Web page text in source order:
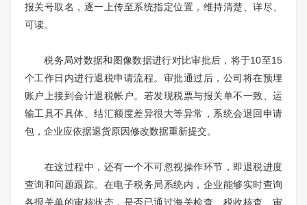
报关号取名，逐一上传至系统指定位置，维持清楚、详尽、
可读。
税务局对数据和图像数据进行对比审批后，将于10至15
个工作日内进行退税申请流程。审批通过后，公司将在预埋
账户上接到会计退税帐户。若发现税票与报关单不一致、运
输工具不具体、结汇额度差异很大等异常，系统会退回申请
包，企业应依据退货原因修改数据重新提交。
在这过程中，还有一个不可忽视操作环节，即退税进度
查询和问题跟踪。在电子税务局系统内，企业能够实时查询
各报关单的审核状态，是否已通过海关检查、税收核查、审